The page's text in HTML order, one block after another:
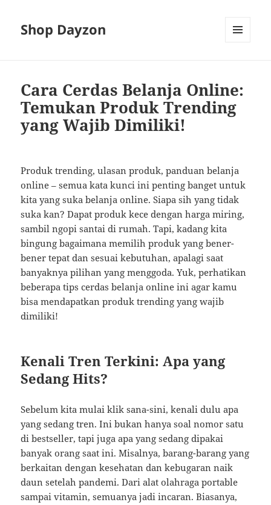
Shop Dayzon
Cara Cerdas Belanja Online:
Temukan Produk Trending
yang Wajib Dimiliki!
Produk trending, ulasan produk, panduan belanja
online – semua kata kunci ini penting banget untuk
kita yang suka belanja online. Siapa sih yang tidak
suka kan? Dapat produk kece dengan harga miring,
sambil ngopi santai di rumah. Tapi, kadang kita
bingung bagaimana memilih produk yang bener-
bener tepat dan sesuai kebutuhan, apalagi saat
banyaknya pilihan yang menggoda. Yuk, perhatikan
beberapa tips cerdas belanja online ini agar kamu
bisa mendapatkan produk trending yang wajib
dimiliki!
Kenali Tren Terkini: Apa yang
Sedang Hits?
Sebelum kita mulai klik sana-sini, kenali dulu apa
yang sedang tren. Ini bukan hanya soal nomor satu
di bestseller, tapi juga apa yang sedang dipakai
banyak orang saat ini. Misalnya, barang-barang yang
berkaitan dengan kesehatan dan kebugaran naik
daun setelah pandemi. Dari alat olahraga portable
sampai vitamin, semuanya jadi incaran. Biasanya,